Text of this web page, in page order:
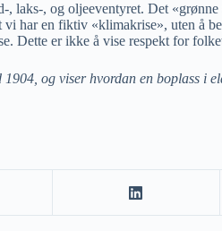
, laks-, og oljeeventyret. Det
har en fiktiv «klimakrise», uten å
Dette er ikke å vise respekt for
og viser hvordan en boplass i